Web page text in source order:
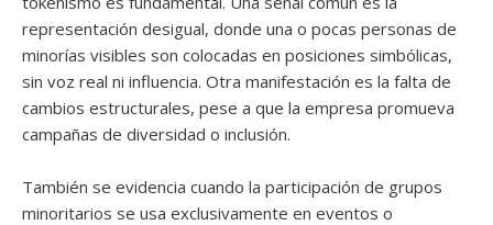
representación desigual, donde una o pocas personas de
minorías visibles son colocadas en posiciones simbólicas,
sin voz real ni influencia. Otra manifestación es la falta de
cambios estructurales, pese a que la empresa promueva
campañas de diversidad o inclusión.
También se evidencia cuando la participación de grupos
minoritarios se usa exclusivamente en eventos o